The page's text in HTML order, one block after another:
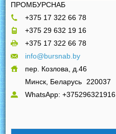
ПРОМБУРСНАБ
+375 17 322 66 78
+375 29 632 19 16
+375 17 322 66 78
info@bursnab.by
пер. Козлова, д.46
Минск, Беларусь 220037
WhatsApp: +375296321916